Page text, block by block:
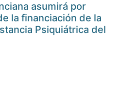
asumirá por
la financiación de la
Psiquiátrica del